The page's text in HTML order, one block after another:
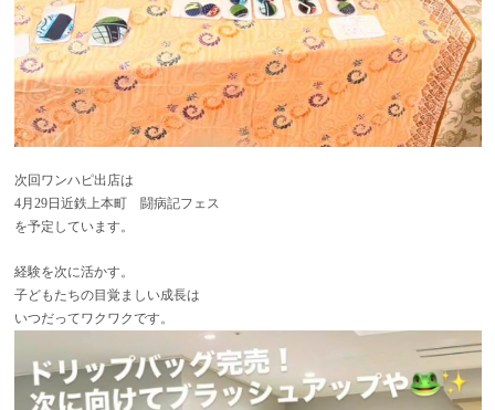
次回ワンハピ出店は
4月29日近鉄上本町 闘病記フェス
を予定しています。
経験を次に活かす。
子どもたちの目覚ましい成長は
いつだってワクワクです。